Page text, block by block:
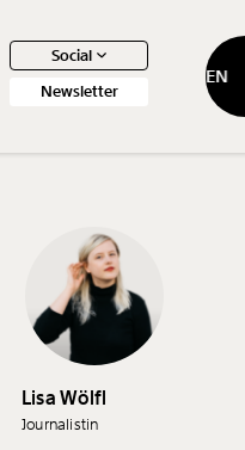
Social
Newsletter
SPENDEN
0Artikel
Lisa Wölfl
Journalistin